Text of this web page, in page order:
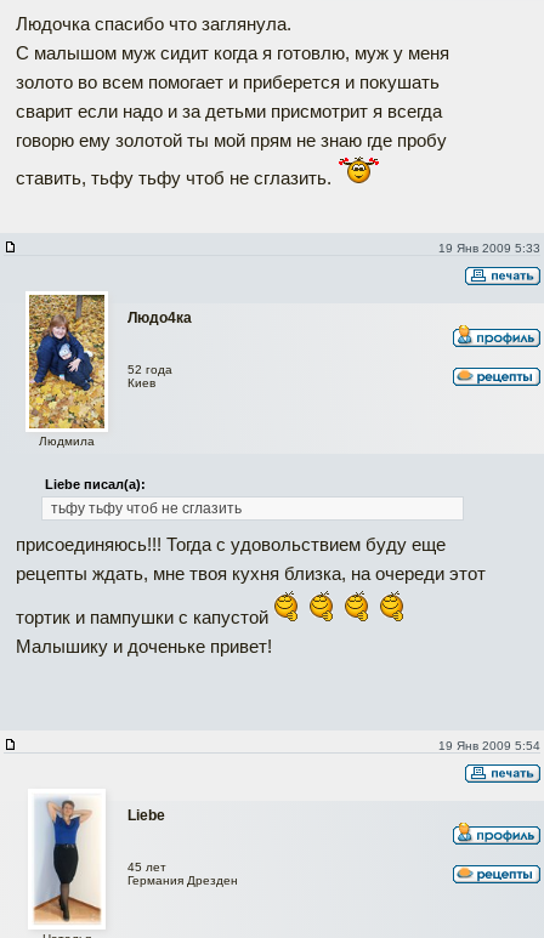
Людочка спасибо что заглянула.
С малышом муж сидит когда я готовлю, муж у меня
золото во всем помогает и приберется и покушать
сварит если надо и за детьми присмотрит я всегда
говорю ему золотой ты мой прям не знаю где пробу
ставить, тьфу тьфу чтоб не сглазить.
19 Янв 2009 5:33
Людо4ка
Людмила
52 года
Киев
Liebe писал(а):
тьфу тьфу чтоб не сглазить
присоединяюсь!!! Тогда с удовольствием буду еще
рецепты ждать, мне твоя кухня близка, на очереди этот
тортик и пампушки с капустой
Малышику и доченьке привет!
19 Янв 2009 5:54
Liebe
45 лет
Германия Дрезден